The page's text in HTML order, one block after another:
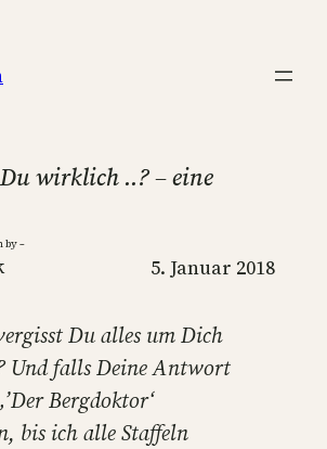
wirklich ..? – eine
by –
5. Januar 2018
Du alles um Dich
Und falls Deine Antwort
Bergdoktor‘
bis ich alle Staffeln